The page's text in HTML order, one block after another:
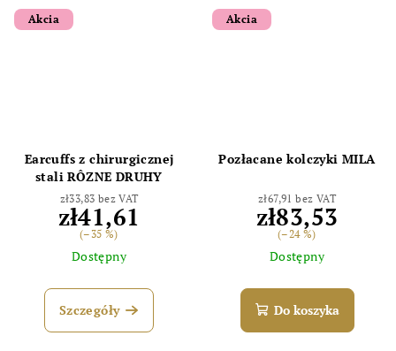
Akcia
Earcuffs z chirurgicznej
stali RÔZNE DRUHY
zł33,83 bez VAT
zł41,61
(–35 %)
Dostępny
Szczegóły
Akcia
Pozłacane kolczyki MILA
zł67,91 bez VAT
zł83,53
(–24 %)
Dostępny
Do koszyka